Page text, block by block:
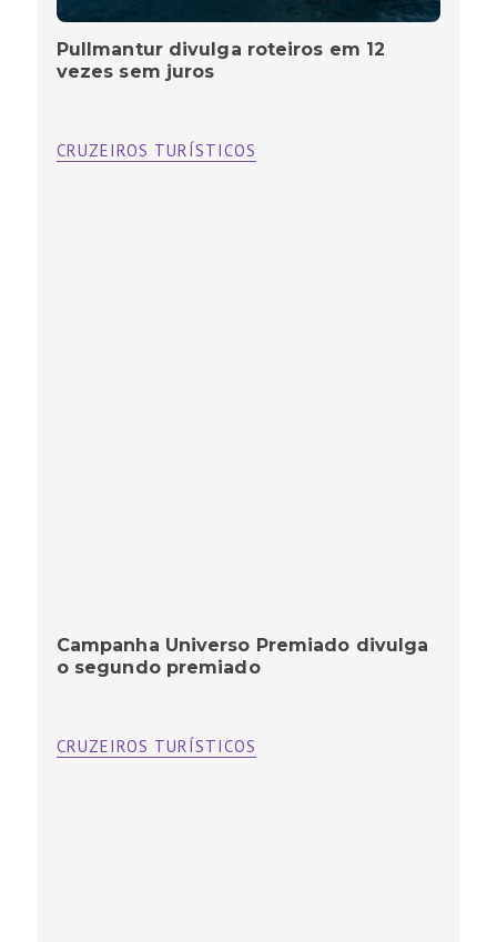
Pullmantur divulga roteiros em 12
vezes sem juros
CRUZEIROS TURÍSTICOS
Campanha Universo Premiado divulga
o segundo premiado
CRUZEIROS TURÍSTICOS